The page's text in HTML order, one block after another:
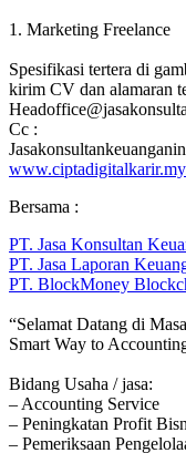
1. Marketing Freelance
Spesifikasi tertera di
kirim CV dan alamaran
Cc :
Bersama :
PT. Jasa Konsultan
PT. Jasa Laporan
PT. BlockMoney
“Selamat Datang di
Smart Way to
Bidang Usaha / jasa:
– Accounting Service
– Peningkatan Profit
– Pemeriksaan